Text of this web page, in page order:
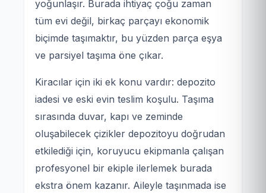
yoğunlaşır. Burada ihtiyaç çoğu zaman
tüm evi değil, birkaç parçayı ekonomik
biçimde taşımaktır, bu yüzden parça eşya
ve parsiyel taşıma öne çıkar.
Kiracılar için iki ek konu vardır: depozito
iadesi ve eski evin teslim koşulu. Taşıma
sırasında duvar, kapı ve zeminde
oluşabilecek çizikler depozitoyu doğrudan
etkilediği için, koruyucu ekipmanla çalışan
profesyonel bir ekiple ilerlemek burada
ekstra önem kazanır. Aileyle taşınmada ise